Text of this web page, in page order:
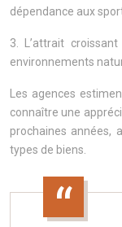
dépendance aux
3. L’attrait
environnements
Les agences
connaître une
prochaines années,
types de biens.